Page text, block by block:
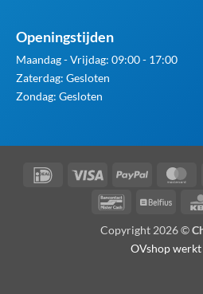
Openingstijden
Maandag - Vrijdag: 09:00 - 17:00
Zaterdag: Gesloten
Zondag: Gesloten
IDeal Visa PayPal
Bancontact
Copyright 2026 ©
OVshop